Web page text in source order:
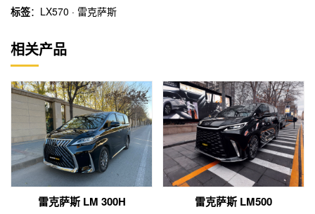
标签： LX570 · 雷克萨斯
相关产品
雷克萨斯 LM 300H 雷克萨斯 LM500